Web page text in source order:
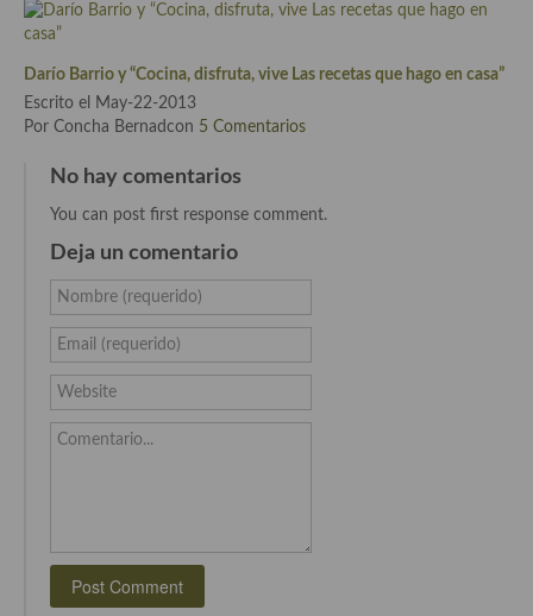
Cocina Vietnamita
Cocina camboyana
Cocina Coreana
Cocina HIndú
Cocina China
Cocina filipina
Cocina de Hawái
Cocina de Madagascar
Cocina del Congo
Cocina Sefardí
Darío Barrio y “Cocina, disfruta, vive Las recetas que hago en casa”
Escrito el May-22-2013
Por Concha Bernadcon 5 Comentarios
No hay comentarios
You can post first response comment.
Deja un comentario
Nombre (requerido)
Email (requerido)
Website
Comentario...